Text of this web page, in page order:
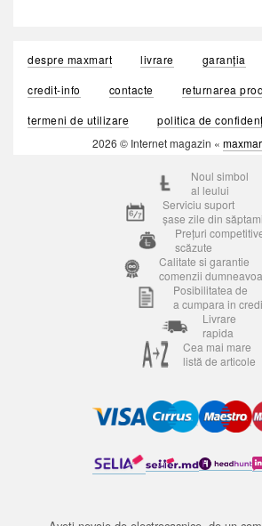
despre maxmart livrare garanția
credit-info
contacte
returnarea
termeni de utilizare
politica de
2026 © Internet magazin «
Noul simbol
al leului
Serviciu suport
șase zile din
Prețuri
scăzute
Calitate si garantie
comenzii
Posibilitatea de
a cumpara in
Livrare
rapida
Cea mai mare
listă de articole